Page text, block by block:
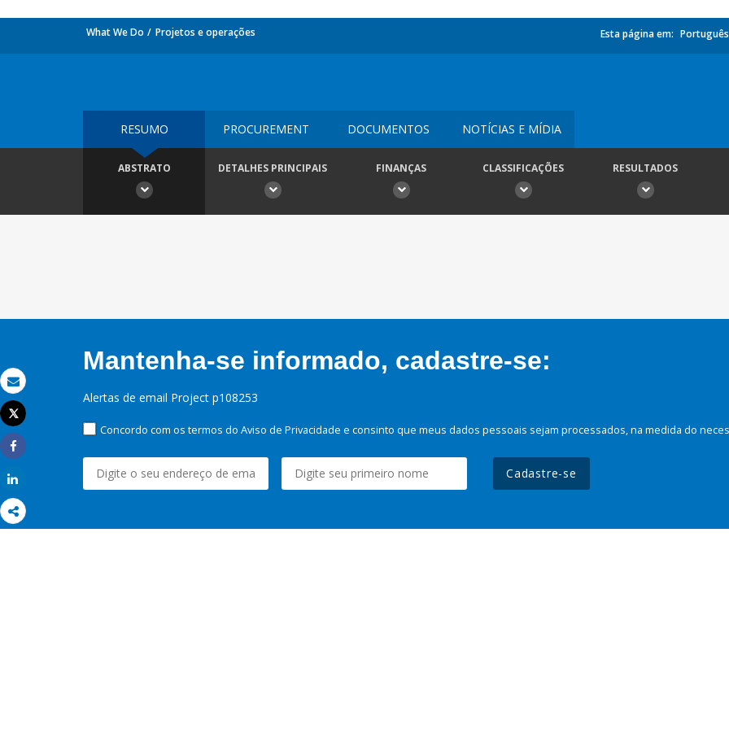
Email
Imprimir
Tweet
Share
What We Do Projetos e operações Esta página em: Português
RESUMO PROCUREMENT DOCUMENTOS NOTÍCIAS E MÍDIA
ABSTRATO DETALHES PRINCIPAIS FINANÇAS CLASSIFICAÇÕES RESULTADOS
Mantenha-se informado, cadastre-se:
Alertas de email Project p108253
Concordo com os termos do Aviso de Privacidade e consinto que meus dados pessoais sejam processados, na medida do
Cadastre-se